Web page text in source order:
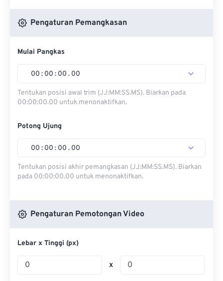
Pengaturan Pemangkasan
Mulai Pangkas
00 : 00 : 00 . 00
Tentukan posisi awal trim (JJ:MM:SS.MS). Biarkan pada
00:00:00.00 untuk menonaktifkan.
Potong Ujung
00 : 00 : 00 . 00
Tentukan posisi akhir pemangkasan (JJ:MM:SS.MS). Biarkan
pada 00:00:00.00 untuk menonaktifkan.
Pengaturan Pemotongan Video
Lebar x Tinggi (px)
x